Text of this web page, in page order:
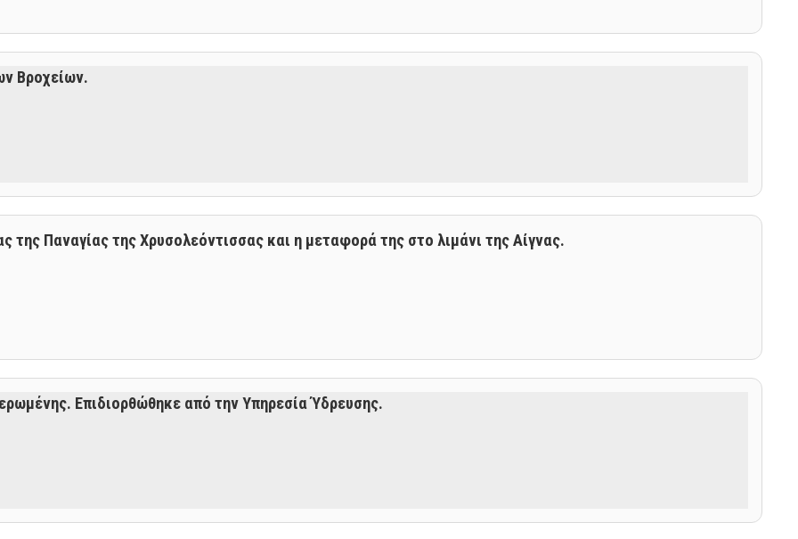
Βροχείων.
της Παναγίας της Χρυσολεόντισσας και η μεταφορά της στο λιμάνι της Αίγνας.
Επιδιορθώθηκε από την Υπηρεσία Ύδρευσης.